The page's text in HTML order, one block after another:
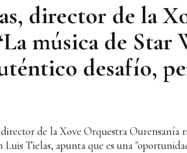
director de la
música de Star
desafío,
director de la Xove Orquestra
Tielas, apunta que es una